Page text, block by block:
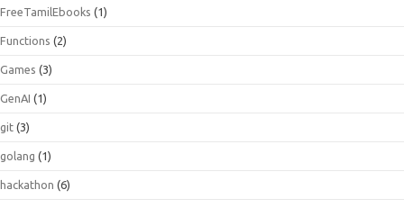
FreeTamilEbooks (1)
Functions (2)
Games (3)
GenAI (1)
git (3)
golang (1)
hackathon (6)